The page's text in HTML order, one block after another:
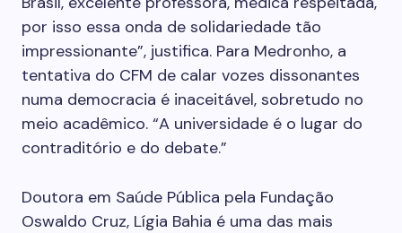
por isso essa onda de solidariedade tão
impressionante”, justifica. Para Medronho, a
tentativa do CFM de calar vozes dissonantes
numa democracia é inaceitável, sobretudo no
meio acadêmico. “A universidade é o lugar do
contraditório e do debate.”
Doutora em Saúde Pública pela Fundação
Oswaldo Cruz, Lígia Bahia é uma das mais